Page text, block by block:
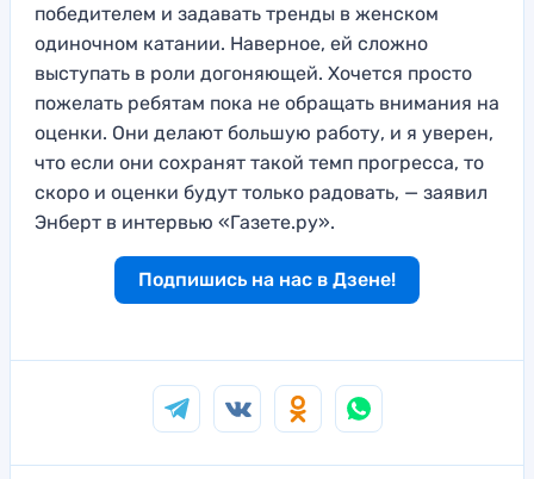
победителем и задавать тренды в женском
одиночном катании. Наверное, ей сложно
выступать в роли догоняющей. Хочется просто
пожелать ребятам пока не обращать внимания на
оценки. Они делают большую работу, и я уверен,
что если они сохранят такой темп прогресса, то
скоро и оценки будут только радовать, — заявил
Энберт в интервью «Газете.ру».
Подпишись на нас в Дзене!